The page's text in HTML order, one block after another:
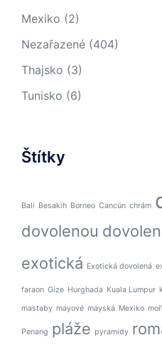
Mexiko (2)
Nezařazené (404)
Thajsko (3)
Tunisko (6)
Štítky
Bali Besakih Borneo Cancún chrám
dovolenou
exotická Exotická dovolená
faraon Gíze Hurghada Kuala Lumpur
mastaby mayové mayská Mexiko
Penang pláže pyramidy